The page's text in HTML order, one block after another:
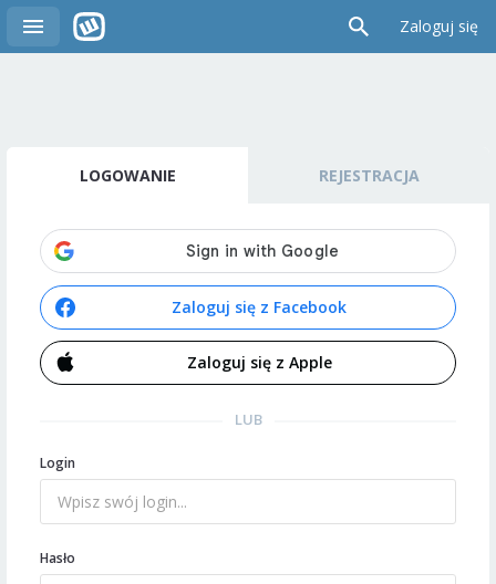
Zaloguj się
LOGOWANIE REJESTRACJA
Zaloguj się z Facebook
Zaloguj się z Apple
LUB
Login
Hasło